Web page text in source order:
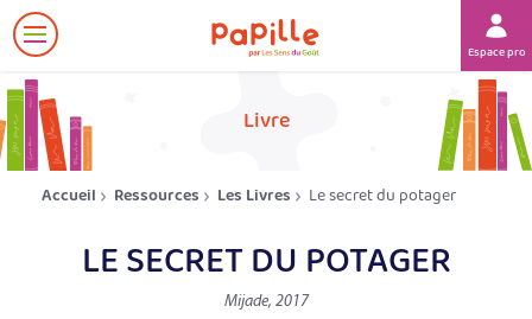
Afficher
le
menu
Espace
Livre
Accueil Ressources Les Livres Le secret du potager
LE SECRET DU POTAGER
Mijade, 2017